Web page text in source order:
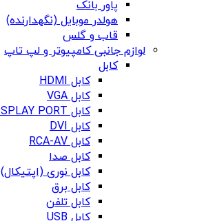
پاور بانک
هولدر موبایل (نگهدارنده)
قاب و گلس
لوازم جانبی کامپیوتر و لپ تاپ
کابل
کابل HDMI
کابل VGA
کابل DISPLAY PORT
کابل DVI
کابل RCA-AV
کابل صدا
کابل نوری (اپتیکال)
کابل برق
کابل تلفن
کابل USB